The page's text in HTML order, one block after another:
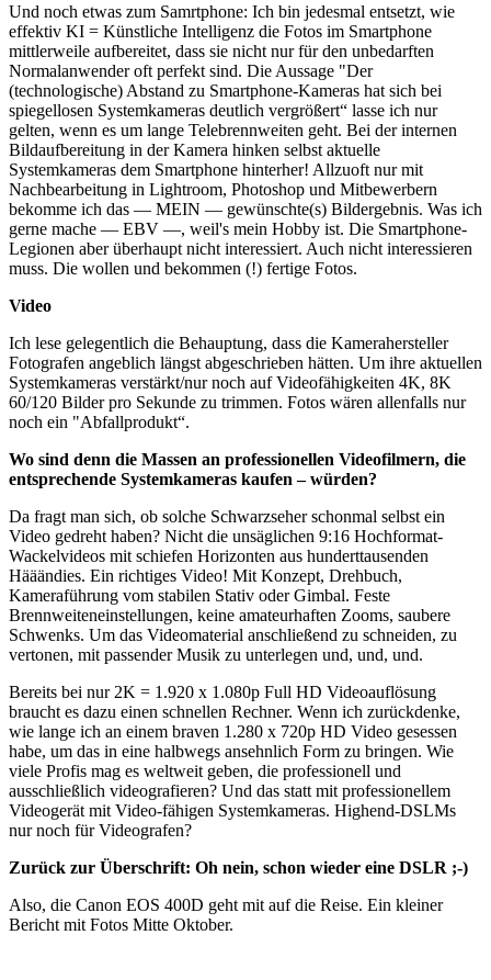
Und noch etwas zum Samrtphone: Ich bin jedesmal entsetzt, wie
effektiv KI = Künstliche Intelligenz die Fotos im Smartphone
mittlerweile aufbereitet, dass sie nicht nur für den unbedarften
Normalanwender oft perfekt sind. Die Aussage "Der
(technologische) Abstand zu Smartphone-Kameras hat sich bei
spiegellosen Systemkameras deutlich vergrößert“ lasse ich nur
gelten, wenn es um lange Telebrennweiten geht. Bei der internen
Bildaufbereitung in der Kamera hinken selbst aktuelle
Systemkameras dem Smartphone hinterher! Allzuoft nur mit
Nachbearbeitung in Lightroom, Photoshop und Mitbewerbern
bekomme ich das — MEIN — gewünschte(s) Bildergebnis. Was ich
gerne mache — EBV —, weil's mein Hobby ist. Die Smartphone-
Legionen aber überhaupt nicht interessiert. Auch nicht interessieren
muss. Die wollen und bekommen (!) fertige Fotos.
Video
Ich lese gelegentlich die Behauptung, dass die Kamerahersteller
Fotografen angeblich längst abgeschrieben hätten. Um ihre aktuellen
Systemkameras verstärkt/nur noch auf Videofähigkeiten 4K, 8K
60/120 Bilder pro Sekunde zu trimmen. Fotos wären allenfalls nur
noch ein "Abfallprodukt“.
Wo sind denn die Massen an professionellen Videofilmern, die
entsprechende Systemkameras kaufen – würden?
Da fragt man sich, ob solche Schwarzseher schonmal selbst ein
Video gedreht haben? Nicht die unsäglichen 9:16 Hochformat-
Wackelvideos mit schiefen Horizonten aus hunderttausenden
Hääändies. Ein richtiges Video! Mit Konzept, Drehbuch,
Kameraführung vom stabilen Stativ oder Gimbal. Feste
Brennweiteneinstellungen, keine amateurhaften Zooms, saubere
Schwenks. Um das Videomaterial anschließend zu schneiden, zu
vertonen, mit passender Musik zu unterlegen und, und, und.
Bereits bei nur 2K = 1.920 x 1.080p Full HD Videoauflösung
braucht es dazu einen schnellen Rechner. Wenn ich zurückdenke,
wie lange ich an einem braven 1.280 x 720p HD Video gesessen
habe, um das in eine halbwegs ansehnlich Form zu bringen. Wie
viele Profis mag es weltweit geben, die professionell und
ausschließlich videografieren? Und das statt mit professionellem
Videogerät mit Video-fähigen Systemkameras. Highend-DSLMs
nur noch für Videografen?
Zurück zur Überschrift: Oh nein, schon wieder eine DSLR ;-)
Also, die Canon EOS 400D geht mit auf die Reise. Ein kleiner
Bericht mit Fotos Mitte Oktober.